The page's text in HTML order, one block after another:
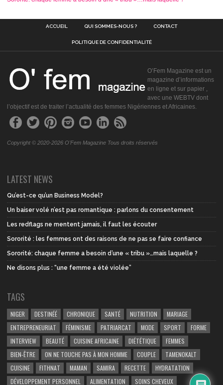
ACCUEIL QUI SOMMES-NOUS ? CONTACT
POLITIQUE DE CONFIDENTIALITÉ
O’Fem Magazine est un
magazine d’informations
en ligne et sur papier ,
avec une WEBTV dont
l’objectif est de traiter l’actualité des femmes Nigériennes et Africaines.
Copyright © 2020-2026 O'Fem Magazine Tous droits réservés
LATEST NEWS
Qu’est-ce qu’un Business Model?
Un baiser volé n’est pas romantique : parlons du consentement
Les redflags ne mentent jamais, il faut les écouter
Sororité : les femmes ont des raisons de ne pas se faire confiance
Sororité: chaque femme a besoin d’une « tribu »…mais laquelle ?
Ne disons plus : “une femme a été violée”
TAGS
NIGER DESTINÉÉ CHRONIQUE SANTÉ NUTRITION
MARIAGE
ENTREPRENEURIAT
FÉMINISME PATRIARCAT MODE SPORT
FORME
INTERVIEW
BEAUTÉ CUISINE AFRICAINE DIÉTÉTIQUE
FEMMES
BIEN-ÊTRE
ON NE TOUCHE PAS À MON HOMME COUPLE
TAMENOKALT
CUISINE
FITHNAT MAMAN SAMIRA RECETTE
HYDRATATION
DÉVELOPPEMENT PERSONNEL
ALIMENTATION SOINS CHEVEUX